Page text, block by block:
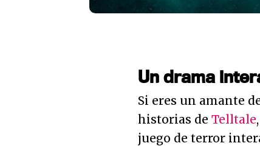
Un drama
Si eres un amante
historias de Telltale
juego de terror